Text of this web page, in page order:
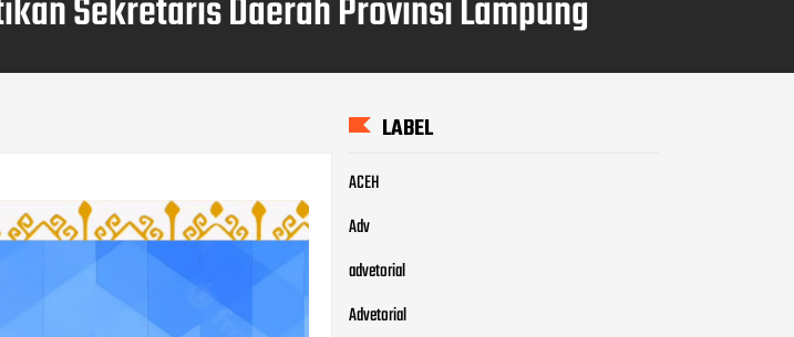
Sekretaris Daerah Provinsi Lampung
LABEL
ACEH
Adv
advetorial
Advetorial